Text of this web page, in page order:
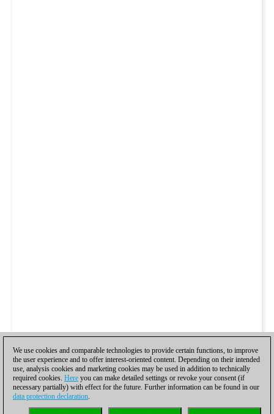
We use cookies and comparable technologies to provide certain functions, to improve
the user experience and to offer interest-oriented content. Depending on their intended
use, analysis cookies and marketing cookies may be used in addition to technically
required cookies. Here you can make detailed settings or revoke your consent (if
necessary partially) with effect for the future. Further information can be found in our
data protection declaration.